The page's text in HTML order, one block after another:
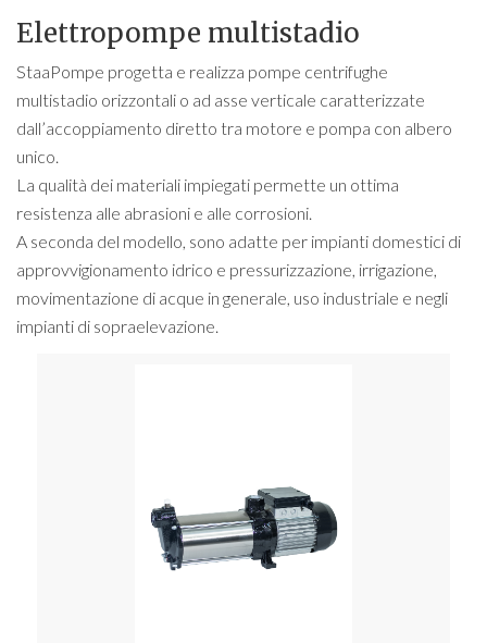
Elettropompe multistadio
StaaPompe progetta e realizza pompe centrifughe
multistadio orizzontali o ad asse verticale caratterizzate
dall’accoppiamento diretto tra motore e pompa con albero
unico.
La qualità dei materiali impiegati permette un ottima
resistenza alle abrasioni e alle corrosioni.
A seconda del modello, sono adatte per impianti domestici di
approvvigionamento idrico e pressurizzazione, irrigazione,
movimentazione di acque in generale, uso industriale e negli
impianti di sopraelevazione.